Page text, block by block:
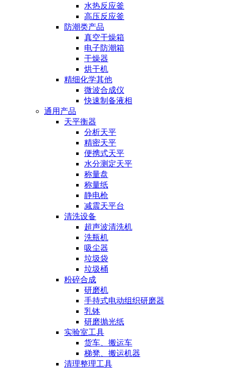
水热反应釜
高压反应釜
防潮类产品
真空干燥箱
电子防潮箱
干燥器
烘干机
精细化学其他
微波合成仪
快速制备液相
通用产品
天平衡器
分析天平
精密天平
便携式天平
水分测定天平
称量盘
称量纸
静电枪
减震天平台
清洗设备
超声波清洗机
洗瓶机
吸尘器
垃圾袋
垃圾桶
粉碎合成
研磨机
手持式电动组织研磨器
乳钵
研磨抛光纸
实验室工具
货车、搬运车
梯凳、搬运机器
清理整理工具